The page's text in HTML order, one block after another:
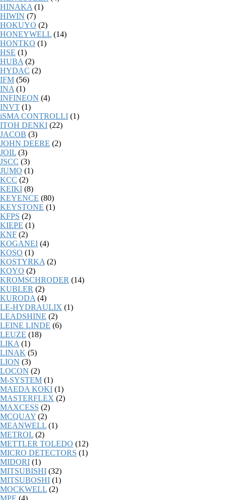
HINAKA (1)
HIWIN (7)
HOKUYO (2)
HONEYWELL (14)
HONTKO (1)
HSE (1)
HUBA (2)
HYDAC (2)
IFM (56)
INA (1)
INFINEON (4)
INVT (1)
iSMA CONTROLLI (1)
ITOH DENKI (22)
JACOB (3)
JOHN DEERE (2)
JOIL (3)
JSCC (3)
JUMO (1)
KCC (2)
KEIKI (8)
KEYENCE (80)
KEYSTONE (1)
KFPS (2)
KIEPE (1)
KNF (2)
KOGANEI (4)
KOSO (1)
KOSTYRKA (2)
KOYO (2)
KROMSCHRODER (14)
KUBLER (2)
KURODA (4)
LE-HYDRAULIX (1)
LEADSHINE (2)
LEINE LINDE (6)
LEUZE (18)
LIKA (1)
LINAK (5)
LION (3)
LOCON (2)
M-SYSTEM (1)
MAEDA KOKI (1)
MASTERFLEX (2)
MAXCESS (2)
MCQUAY (2)
MEANWELL (1)
METROL (2)
METTLER TOLEDO (12)
MICRO DETECTORS (1)
MIDORI (1)
MITSUBISHI (32)
MITSUBOSHI (1)
MOCKWELL (2)
MPE (4)